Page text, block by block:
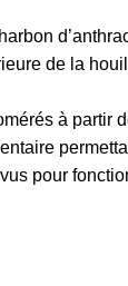
de la
à
pour